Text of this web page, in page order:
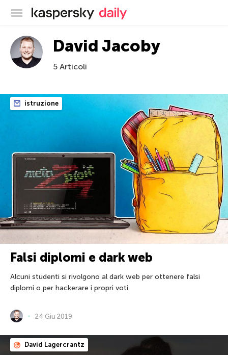
Blog ufficiale di Kaspersky
David Jacoby
5 Articoli
istruzione
Falsi diplomi e dark web
Alcuni studenti si rivolgono al dark web per ottenere falsi
diplomi o per hackerare i propri voti.
24 Giu 2019
David Lagercrantz